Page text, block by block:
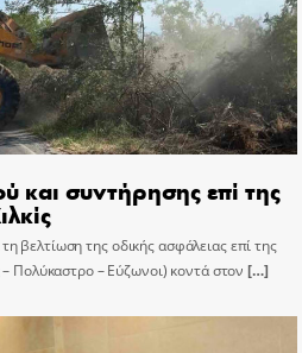
και συντήρησης επί της
τη βελτίωση της οδικής ασφάλειας επί της
Πολύκαστρο – Εύζωνοι) κοντά στον […]